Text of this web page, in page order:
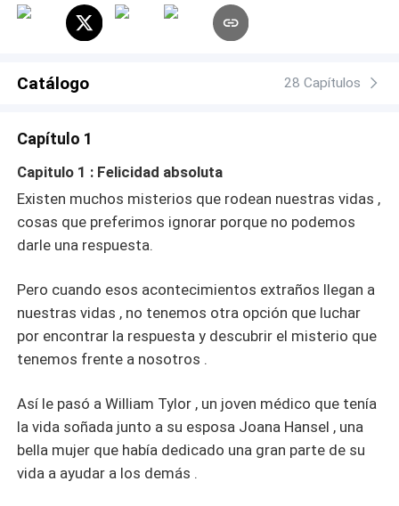
Catálogo 28 Capítulos
Capítulo 1
Capitulo 1 : Felicidad absoluta
Existen muchos misterios que rodean nuestras vidas ,
cosas que preferimos ignorar porque no podemos
darle una respuesta.
Pero cuando esos acontecimientos extraños llegan a
nuestras vidas , no tenemos otra opción que luchar
por encontrar la respuesta y descubrir el misterio que
tenemos frente a nosotros .
Así le pasó a William Tylor , un joven médico que tenía
la vida soñada junto a su esposa Joana Hansel , una
bella mujer que había dedicado una gran parte de su
vida a ayudar a los demás .